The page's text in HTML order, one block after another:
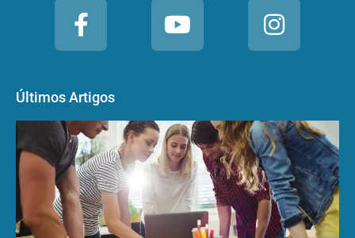
Últimos Artigos